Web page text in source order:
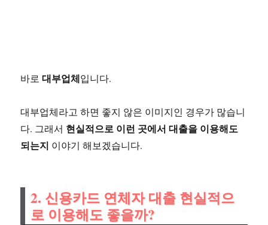
바로대부업체입니다.
대부업체라고 하면 좋지 않은 이미지인 경우가 많습니
다. 그래서 현실적으로 이런 곳에서 대출을 이용해도
되는지 이야기 해보겠습니다.
2. 신용카드 연체자 대출 현실적으
로 이용해도 좋을까?